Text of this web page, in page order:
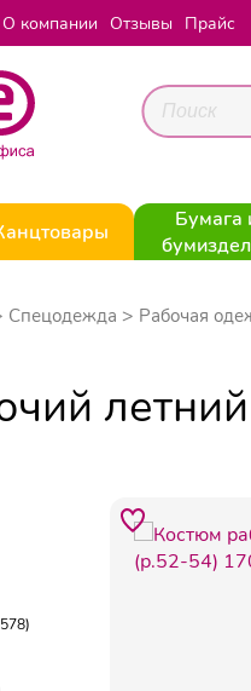
О компании Отзывы Прайс
Бумага
Спецодежда Рабочая